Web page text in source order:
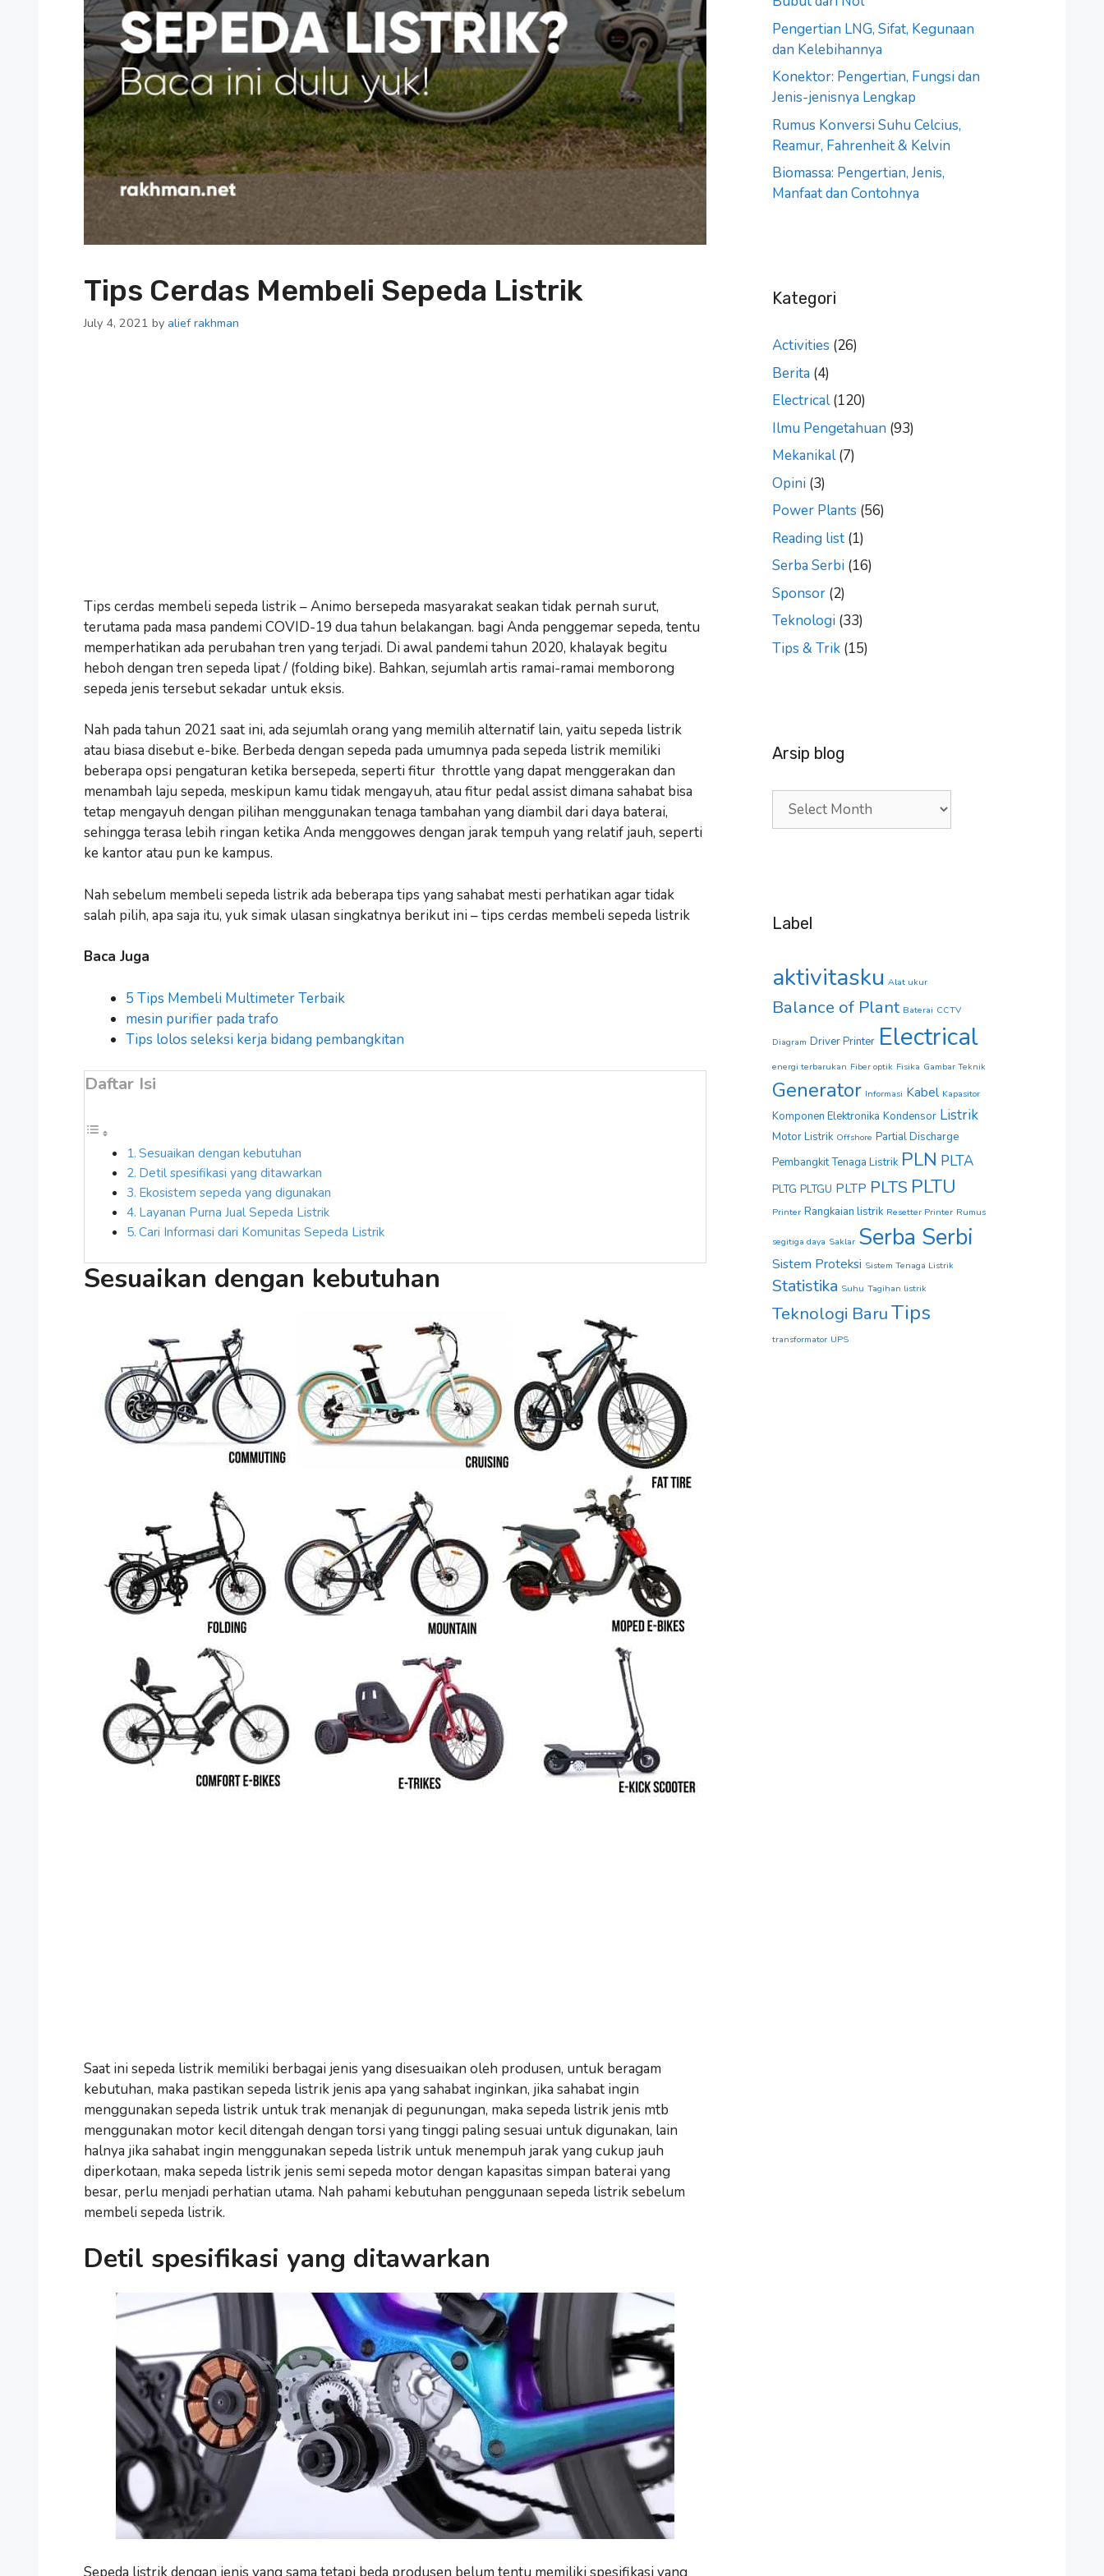
Tips Cerdas Membeli Sepeda Listrik
July 4, 2021 by alief rakhman
Tips cerdas membeli sepeda listrik – Animo bersepeda masyarakat seakan tidak pernah surut,
terutama pada masa pandemi COVID-19 dua tahun belakangan. bagi Anda penggemar sepeda, tentu
memperhatikan ada perubahan tren yang terjadi. Di awal pandemi tahun 2020, khalayak begitu
heboh dengan tren sepeda lipat / (folding bike). Bahkan, sejumlah artis ramai-ramai memborong
sepeda jenis tersebut sekadar untuk eksis.
Nah pada tahun 2021 saat ini, ada sejumlah orang yang memilih alternatif lain, yaitu sepeda listrik
atau biasa disebut e-bike. Berbeda dengan sepeda pada umumnya pada sepeda listrik memiliki
beberapa opsi pengaturan ketika bersepeda, seperti fitur throttle yang dapat menggerakan dan
menambah laju sepeda, meskipun kamu tidak mengayuh, atau fitur pedal assist dimana sahabat bisa
tetap mengayuh dengan pilihan menggunakan tenaga tambahan yang diambil dari daya baterai,
sehingga terasa lebih ringan ketika Anda menggowes dengan jarak tempuh yang relatif jauh, seperti
ke kantor atau pun ke kampus.
Nah sebelum membeli sepeda listrik ada beberapa tips yang sahabat mesti perhatikan agar tidak
salah pilih, apa saja itu, yuk simak ulasan singkatnya berikut ini – tips cerdas membeli sepeda listrik
Baca Juga
5 Tips Membeli Multimeter Terbaik
mesin purifier pada trafo
Tips lolos seleksi kerja bidang pembangkitan
Daftar Isi
Sesuaikan dengan kebutuhan
Detil spesifikasi yang ditawarkan
Ekosistem sepeda yang digunakan
Layanan Purna Jual Sepeda Listrik
Cari Informasi dari Komunitas Sepeda Listrik
Sesuaikan dengan kebutuhan
Saat ini sepeda listrik memiliki berbagai jenis yang disesuaikan oleh produsen, untuk beragam
kebutuhan, maka pastikan sepeda listrik jenis apa yang sahabat inginkan, jika sahabat ingin
menggunakan sepeda listrik untuk trak menanjak di pegunungan, maka sepeda listrik jenis mtb
menggunakan motor kecil ditengah dengan torsi yang tinggi paling sesuai untuk digunakan, lain
halnya jika sahabat ingin menggunakan sepeda listrik untuk menempuh jarak yang cukup jauh
diperkotaan, maka sepeda listrik jenis semi sepeda motor dengan kapasitas simpan baterai yang
besar, perlu menjadi perhatian utama. Nah pahami kebutuhan penggunaan sepeda listrik sebelum
membeli sepeda listrik.
Detil spesifikasi yang ditawarkan
Sepeda listrik dengan jenis yang sama tetapi beda produsen belum tentu memiliki spesifikasi yang
Pengertian LNG, Sifat, Kegunaan
dan Kelebihannya
Konektor: Pengertian, Fungsi dan
Jenis-jenisnya Lengkap
Rumus Konversi Suhu Celcius,
Reamur, Fahrenheit & Kelvin
Biomassa: Pengertian, Jenis,
Manfaat dan Contohnya
Kategori
Activities (26)
Berita (4)
Electrical(120)
Ilmu Pengetahuan (93)
Mekanikal(7)
Opini (3)
Power Plants (56)
Reading list (1)
Serba Serbi (16)
Sponsor (2)
Teknologi (33)
Tips & Trik (15)
Arsip blog
Arsip
blog
Label
aktivitasku Alat ukur
Balance of Plant Baterai CCTV
Diagram Driver Printer Electrical
energi terbarukan Fiber optik Fisika Gambar Teknik
Generator Informasi Kabel Kapasitor
Komponen Elektronika Kondensor Listrik
Motor Listrik Offshore Partial Discharge
Pembangkit Tenaga Listrik PLN PLTA
PLTG PLTGU PLTP PLTS PLTU
Printer Rangkaian listrik Resetter Printer Rumus
segitiga daya Saklar Serba Serbi
Sistem Proteksi Sistem Tenaga Listrik
Statistika Suhu Tagihan listrik
Teknologi BaruTips
transformator UPS